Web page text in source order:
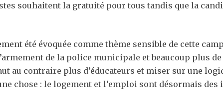
souhaitent la gratuité pour tous tandis que la
été évoquée comme thème sensible de cette
de la police municipale et beaucoup plus de
au contraire plus d’éducateurs et miser sur une
chose : le logement et l’emploi sont désormais